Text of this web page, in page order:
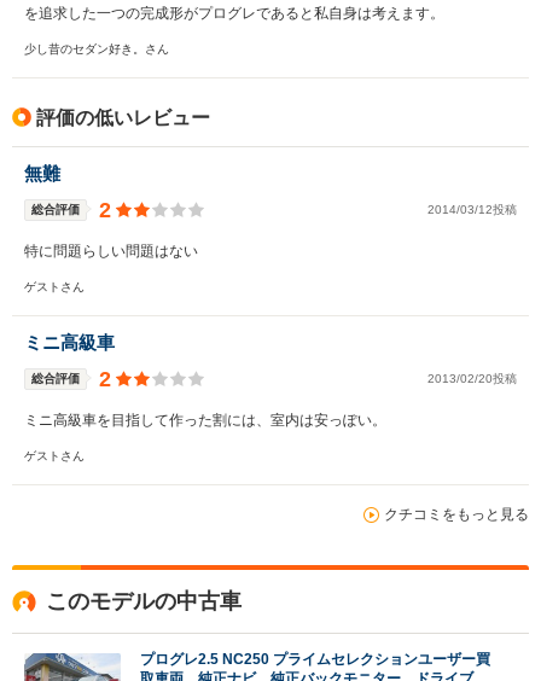
を追求した一つの完成形がプログレであると私自身は考えます。
少し昔のセダン好き。さん
評価の低いレビュー
無難
総合評価 2 2014/03/12投稿
特に問題らしい問題はない
ゲストさん
ミニ高級車
総合評価 2 2013/02/20投稿
ミニ高級車を目指して作った割には、室内は安っぽい。
ゲストさん
クチコミをもっと見る
このモデルの中古車
プログレ2.5 NC250 プライムセレクションユーザー買